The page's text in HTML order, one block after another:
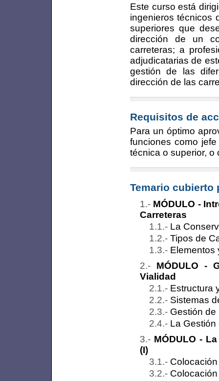
Este curso está
ingenieros técnicos
superiores que
dirección de un
carreteras; a
adjudicatarias de
gestión de las
dirección de las
Requisitos de
Para un óptimo
funciones como
técnica o superior, o
Temario cubierto
MÓDULO -
Carreteras
La
Tipos de
Elementos
MÓDULO -
Vialidad
Estructura
Sistemas
Gestión de
La
MÓDULO -
(I)